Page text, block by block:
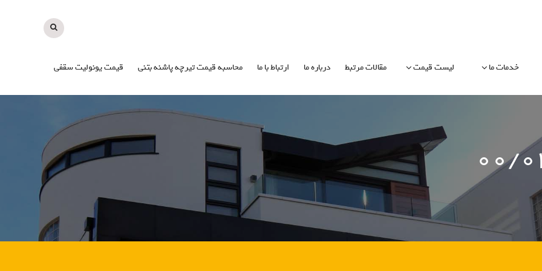
خدمات ما لیست قیمت مقالات مرتبط درباره ما ارتباط با ما محاسبه قیمت تیرچه پاشنه بتنی قیمت یونولیت سقفی